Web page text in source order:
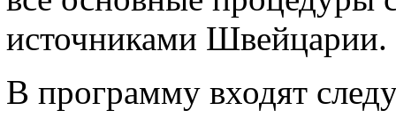
источниками Швейцарии.
В программу входят